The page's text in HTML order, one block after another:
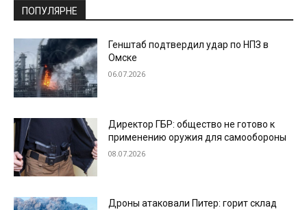
ПОПУЛЯРНЕ
Генштаб подтвердил удар по НПЗ в
Омске
06.07.2026
Директор ГБР: общество не готово к
применению оружия для самообороны
08.07.2026
Дроны атаковали Питер: горит склад